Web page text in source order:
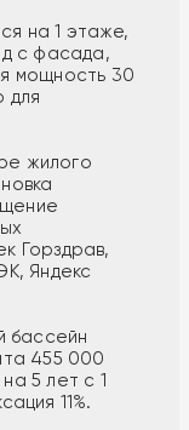
на 1 этаже,
с фасада,
мощность 30
для
жилого
Горздрав,
Яндекс
бассейн
455 000
5 лет с 1
11%.